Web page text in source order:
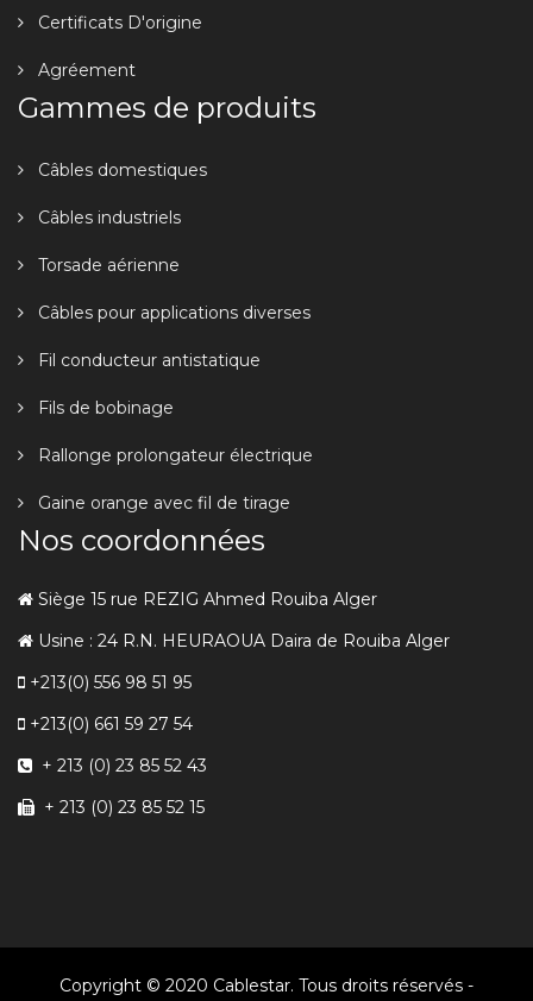
Certificats D'origine
Agréement
Gammes de produits
Câbles domestiques
Câbles industriels
Torsade aérienne
Câbles pour applications diverses
Fil conducteur antistatique
Fils de bobinage
Rallonge prolongateur électrique
Gaine orange avec fil de tirage
Nos coordonnées
Siège 15 rue REZIG Ahmed Rouiba Alger
Usine : 24 R.N. HEURAOUA Daira de Rouiba Alger
+213(0) 556 98 51 95
+213(0) 661 59 27 54
+ 213 (0) 23 85 52 43
+ 213 (0) 23 85 52 15
Copyright © 2020 Cablestar. Tous droits réservés -